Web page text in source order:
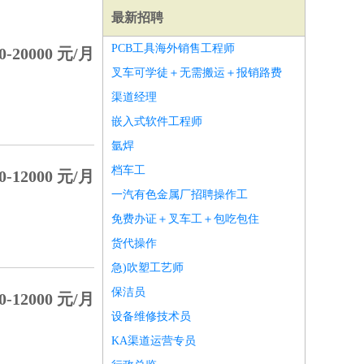
20000 元/月
12000 元/月
12000 元/月
最新招聘
PCB工具海外销售工程师
叉车可学徒＋无需搬运＋报销路费
渠道经理
嵌入式软件工程师
氩焊
档车工
一汽有色金属厂招聘操作工
免费办证＋叉车工＋包吃包住
货代操作
急)吹塑工艺师
保洁员
设备维修技术员
KA渠道运营专员